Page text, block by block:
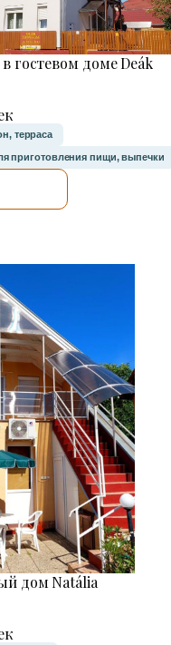
гостевом доме Deák
терраса
приготовления пищи, выпечки
дом Natália